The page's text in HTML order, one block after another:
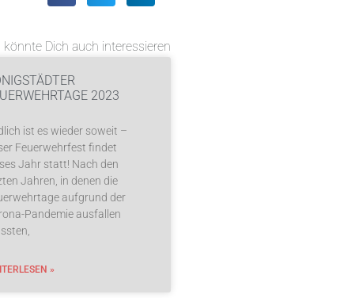
könnte Dich auch interessieren
2023
ist es wieder soweit –
Feuerwehrfest findet
Jahr statt! Nach den
Jahren, in denen die
aufgrund der
Pandemie ausfallen
»